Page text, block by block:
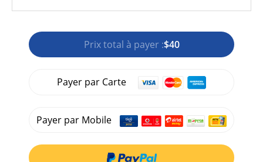
Prix total à payer :$40
Payer par Carte
Payer par Mobile